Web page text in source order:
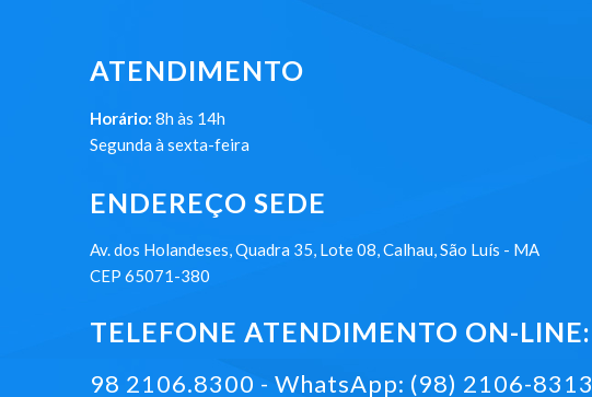
ATENDIMENTO
Horário: 8h às 14h
Segunda à sexta-feira
ENDEREÇO SEDE
Av. dos Holandeses, Quadra 35, Lote 08, Calhau, São Luís - MA
CEP 65071-380
TELEFONE ATENDIMENTO ON-LINE:
98 2106.8300 - WhatsApp: (98) 2106-8313